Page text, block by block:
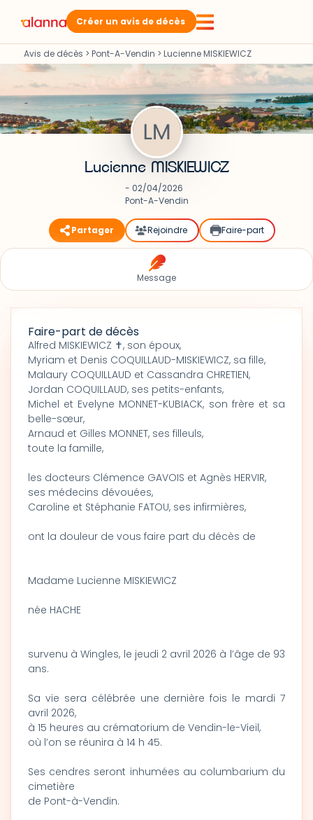
Créer un avis de décès
Avis de décès > Pont-A-Vendin > Lucienne MISKIEWICZ
Lucienne MISKIEWICZ
- 02/04/2026
Pont-A-Vendin
Partager Rejoindre Faire-part
Message
Faire-part de décès
Alfred MISKIEWICZ ✝, son époux,
Myriam et Denis COQUILLAUD-MISKIEWICZ, sa fille,
Malaury COQUILLAUD et Cassandra CHRETIEN,
Jordan COQUILLAUD, ses petits-enfants,
Michel et Evelyne MONNET-KUBIACK, son frère et sa
belle-sœur,
Arnaud et Gilles MONNET, ses filleuls,
toute la famille,
les docteurs Clémence GAVOIS et Agnès HERVIR,
ses médecins dévouées,
Caroline et Stéphanie FATOU, ses infirmières,
ont la douleur de vous faire part du décès de
Madame Lucienne MISKIEWICZ
née HACHE
survenu à Wingles, le jeudi 2 avril 2026 à l’âge de 93
ans.
Sa vie sera célébrée une dernière fois le mardi 7
avril 2026,
à 15 heures au crématorium de Vendin-le-Vieil,
où l’on se réunira à 14 h 45.
Ses cendres seront inhumées au columbarium du
cimetière
de Pont-à-Vendin.